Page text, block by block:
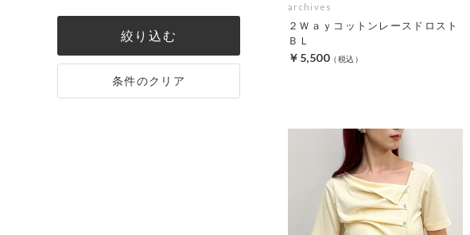
絞り込む
条件のクリア
archives
２Ｗａｙコットンレースドロスト
ＢＬ
￥5,500